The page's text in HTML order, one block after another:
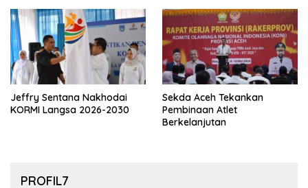
Jeffry Sentana Nakhodai
KORMI Langsa 2026-2030
Sekda Aceh Tekankan
Pembinaan Atlet
Berkelanjutan
PROFIL7